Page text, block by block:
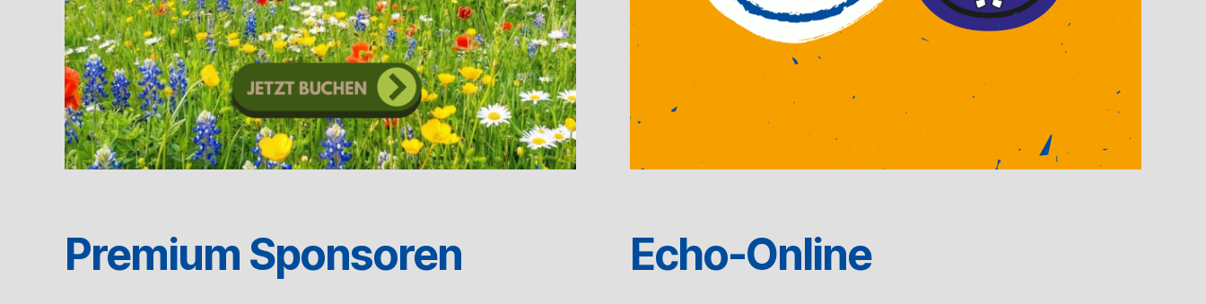
Premium Sponsoren Echo-Online